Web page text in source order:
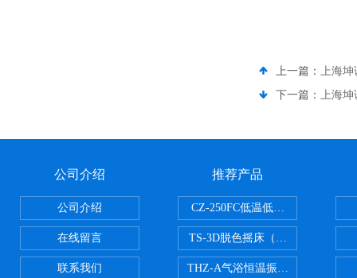
上一篇：
上海
下一篇：
上海
公司介绍
公司介绍
在线留言
联系我们
推荐产品
CZ-250FC低温低湿种子储藏柜
TS-3D脱色摇床（三维运动）
THZ-A气浴恒温振荡器